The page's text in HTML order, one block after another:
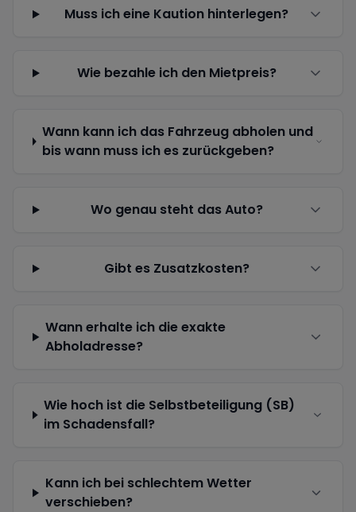
Muss ich eine Kaution hinterlegen?
Wie bezahle ich den Mietpreis?
Wann kann ich das Fahrzeug abholen und
bis wann muss ich es zurückgeben?
Wo genau steht das Auto?
Gibt es Zusatzkosten?
Wann erhalte ich die exakte
Abholadresse?
Wie hoch ist die Selbstbeteiligung (SB)
im Schadensfall?
Kann ich bei schlechtem Wetter
verschieben?